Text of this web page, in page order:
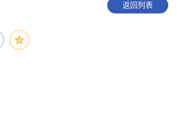
返回列表